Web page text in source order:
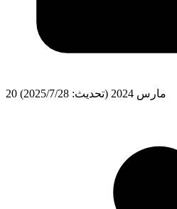
20 مارس 2024 (تحديث: 28‏/7‏/2025)